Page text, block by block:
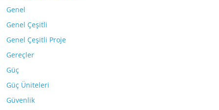
Genel
Genel Çeşitli
Genel Çeşitli Proje
Gereçler
Güç
Güç Üniteleri
Güvenlik